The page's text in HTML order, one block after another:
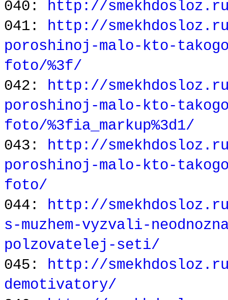
040: http://
041: http://
poroshinoj-malo-kto-
foto/%3f/
042: http://
poroshinoj-malo-kto-
foto/%3fia_markup%3d1/
043: http://
poroshinoj-malo-kto-
foto/
044: http://
s-muzhem-vyzvali-
polzovatelej-seti/
045: http://
demotivatory/